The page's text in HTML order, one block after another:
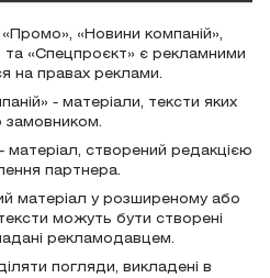
«Новини компаній»,
та «Спецпроєкт» є рекламними
на правах реклами.
- матеріали, тексти яких
замовником.
матеріал, створений редакцією
партнера.
матеріал у розширеному або
можуть бути створені
рекламодавцем.
погляди, викладені в